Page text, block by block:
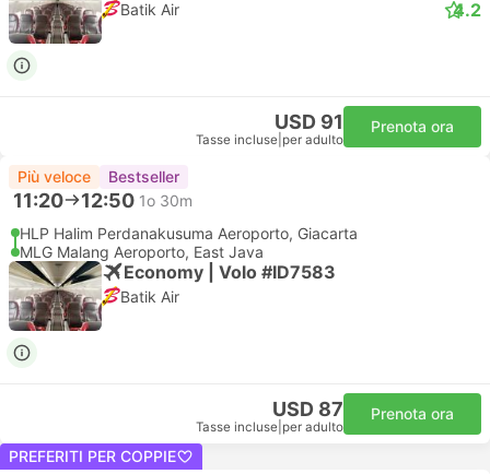
Batik Air 4.2
USD 91
Tasse incluse per adulto
Prenota ora
Più veloce Bestseller
11:20 12:50 1o 30m
HLP Halim Perdanakusuma Aeroporto, Giacarta
MLG Malang Aeroporto, East Java
Economy | Volo #ID7583
Batik Air
USD 87
Tasse incluse per adulto
Prenota ora
PREFERITI PER COPPIE